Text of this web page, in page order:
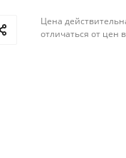
Цена
отличаться от цен